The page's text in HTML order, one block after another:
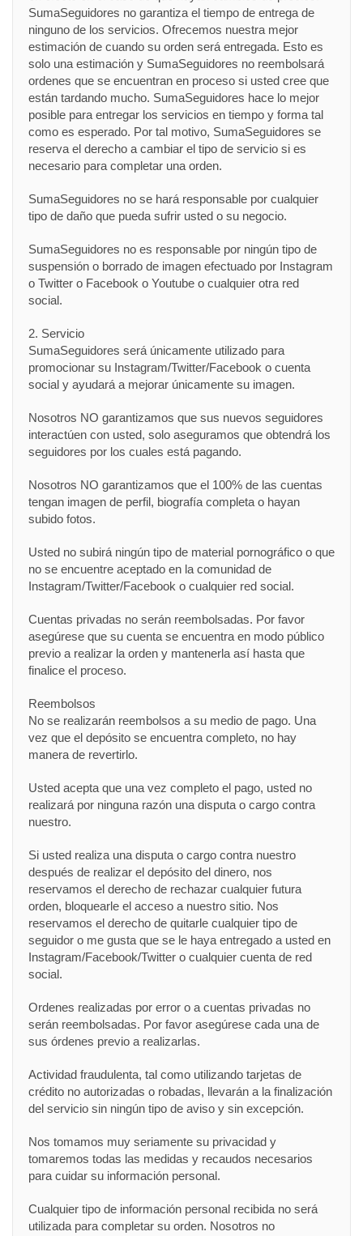
SumaSeguidores no garantiza el tiempo de entrega de
ninguno de los servicios. Ofrecemos nuestra mejor
estimación de cuando su orden será entregada. Esto es
solo una estimación y SumaSeguidores no reembolsará
ordenes que se encuentran en proceso si usted cree que
están tardando mucho. SumaSeguidores hace lo mejor
posible para entregar los servicios en tiempo y forma tal
como es esperado. Por tal motivo, SumaSeguidores se
reserva el derecho a cambiar el tipo de servicio si es
necesario para completar una orden.
SumaSeguidores no se hará responsable por cualquier
tipo de daño que pueda sufrir usted o su negocio.
SumaSeguidores no es responsable por ningún tipo de
suspensión o borrado de imagen efectuado por Instagram
o Twitter o Facebook o Youtube o cualquier otra red
social.
2. Servicio
SumaSeguidores será únicamente utilizado para
promocionar su Instagram/Twitter/Facebook o cuenta
social y ayudará a mejorar únicamente su imagen.
Nosotros NO garantizamos que sus nuevos seguidores
interactúen con usted, solo aseguramos que obtendrá los
seguidores por los cuales está pagando.
Nosotros NO garantizamos que el 100% de las cuentas
tengan imagen de perfil, biografía completa o hayan
subido fotos.
Usted no subirá ningún tipo de material pornográfico o que
no se encuentre aceptado en la comunidad de
Instagram/Twitter/Facebook o cualquier red social.
Cuentas privadas no serán reembolsadas. Por favor
asegúrese que su cuenta se encuentra en modo público
previo a realizar la orden y mantenerla así hasta que
finalice el proceso.
Reembolsos
No se realizarán reembolsos a su medio de pago. Una
vez que el depósito se encuentra completo, no hay
manera de revertirlo.
Usted acepta que una vez completo el pago, usted no
realizará por ninguna razón una disputa o cargo contra
nuestro.
Si usted realiza una disputa o cargo contra nuestro
después de realizar el depósito del dinero, nos
reservamos el derecho de rechazar cualquier futura
orden, bloquearle el acceso a nuestro sitio. Nos
reservamos el derecho de quitarle cualquier tipo de
seguidor o me gusta que se le haya entregado a usted en
Instagram/Facebook/Twitter o cualquier cuenta de red
social.
Ordenes realizadas por error o a cuentas privadas no
serán reembolsadas. Por favor asegúrese cada una de
sus órdenes previo a realizarlas.
Actividad fraudulenta, tal como utilizando tarjetas de
crédito no autorizadas o robadas, llevarán a la finalización
del servicio sin ningún tipo de aviso y sin excepción.
Nos tomamos muy seriamente su privacidad y
tomaremos todas las medidas y recaudos necesarios
para cuidar su información personal.
Cualquier tipo de información personal recibida no será
utilizada para completar su orden. Nosotros no